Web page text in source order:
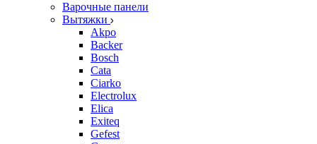
Варочные панели
Вытяжки
Akpo
Backer
Bosch
Cata
Ciarko
Electrolux
Elica
Exiteq
Gefest